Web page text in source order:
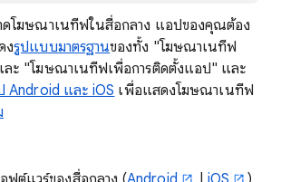
ดโฆษณาเนทีฟในสื่อกลาง แอปของคุณต้อง
งรูปแบบมาตรฐานของทั้ง "โฆษณาเนทีฟ
ะ "โฆษณาเนทีฟเพื่อการติดตั้งแอป" และ
Android และ iOS เพื่อแสดงโฆษณาเนทีฟ